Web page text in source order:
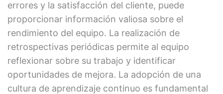
errores y la satisfacción del cliente, puede
proporcionar información valiosa sobre el
rendimiento del equipo. La realización de
retrospectivas periódicas permite al equipo
reflexionar sobre su trabajo y identificar
oportunidades de mejora. La adopción de una
cultura de aprendizaje continuo es fundamental